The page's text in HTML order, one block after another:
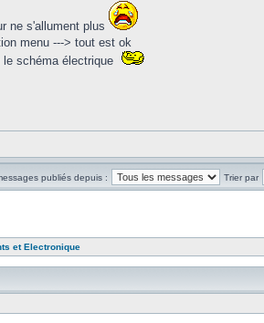
ne s'allument plus
menu ---> tout est ok
schéma électrique
publiés depuis : Trier par
et Electronique